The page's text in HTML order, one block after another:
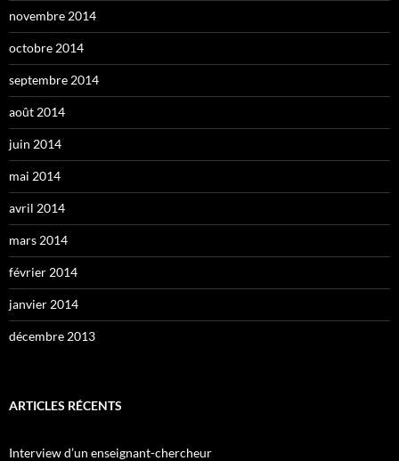
novembre 2014
octobre 2014
septembre 2014
août 2014
juin 2014
mai 2014
avril 2014
mars 2014
février 2014
janvier 2014
décembre 2013
ARTICLES RÉCENTS
Interview d’un enseignant-chercheur